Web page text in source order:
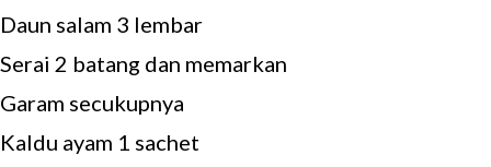
Daun salam 3 lembar
Serai 2 batang dan memarkan
Garam secukupnya
Kaldu ayam 1 sachet